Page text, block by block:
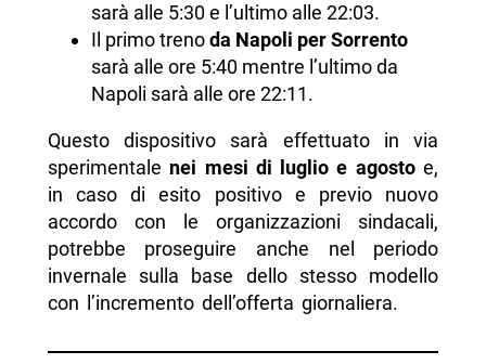
sarà alle 5:30 e l’ultimo alle 22:03.
Il primo trenoda Napoli per Sorrento
sarà alle ore 5:40 mentre l’ultimo da
Napoli sarà alle ore 22:11.
Questo dispositivo sarà effettuato in via
sperimentale nei mesi di luglio e agostoe,
in caso di esito positivo e previo nuovo
accordo con le organizzazioni sindacali,
potrebbe proseguire anche nel periodo
invernale sulla base dello stesso modello
con l’incremento dell’offerta giornaliera.